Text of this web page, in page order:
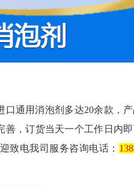
口通用消泡剂多达20余款，
善，订货当天一个工作日内
致电我司服务咨询电话：